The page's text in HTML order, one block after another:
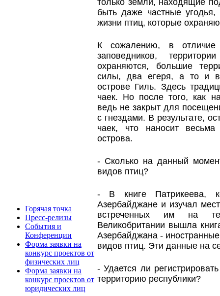
Горячая точка
Пресс-релизы
События и
Конференции
Форма заявки на
конкурс проектов от
физических лиц
Форма заявки на
конкурс проектов от
юридических лиц
только земли, находящие
быть даже частные
жизни птиц, которые
К сожалению, в
заповедников,
охраняются, большие
силы, два егеря, а то и
острове Гиль. Здесь
чаек. Но после того, как
ведь не закрыт для
с гнездами. В результате,
чаек, что наносит
острова.
- Сколько на данный
видов птиц?
- В книге Патрикеева,
Азербайджане и изучал
встреченных им на
Великобритании вышла
Азербайджана -
видов птиц. Эти данные на
- Удается ли
территорию республики?